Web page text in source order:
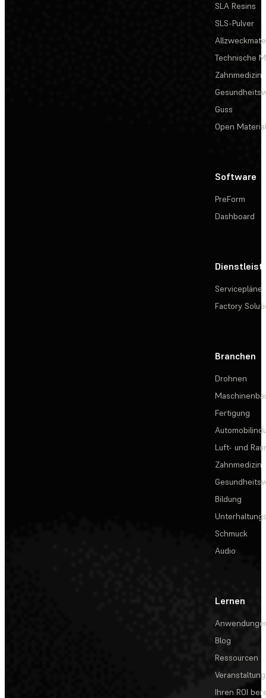
SLA Resins
SLS-Pulver
Technische
Zahnmedizin
Guss
Open
Software
PreForm
Dashboard
Servicepläne
Factory
Branchen
Drohnen
Fertigung
Luft- und
Zahnmedizin
Bildung
Schmuck
Audio
Lernen
Blog
Ressourcen
Ihren ROI